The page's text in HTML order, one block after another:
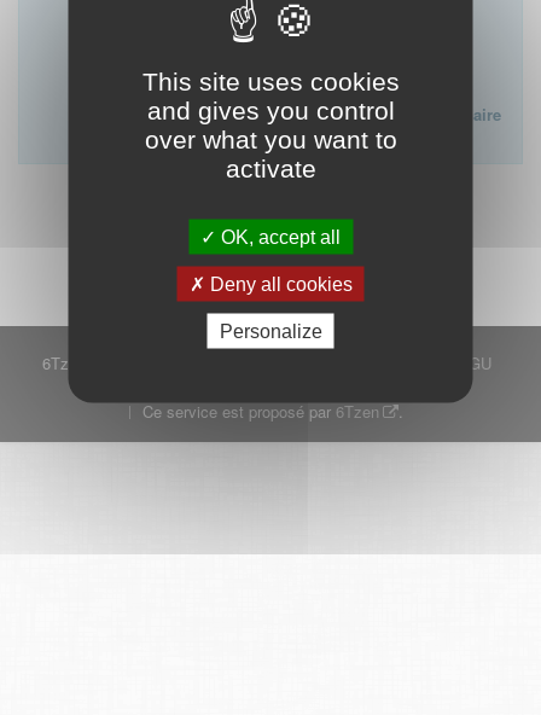
This site uses cookies
and gives you control
over what you want to
activate
OK, accept all
Deny all cookies
Personalize
proximité à privilégier.
plainte ou formuler des doléances à l'égard d'un médecin
Lien vers la FAQ du CNOM sur la procédure disciplinaire
FAQ procédure disciplinaire
Démarrer
6Tzen ©2015 - Tous droits réservés
CGU
Ce service est proposé par6Tzen .